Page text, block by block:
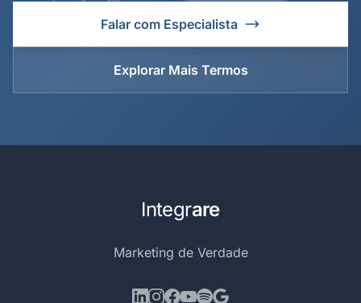
Falar com Especialista
Explorar Mais Termos
Integrare
Marketing de Verdade